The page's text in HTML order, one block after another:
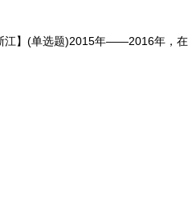
(单选题)2015年——2016年，在